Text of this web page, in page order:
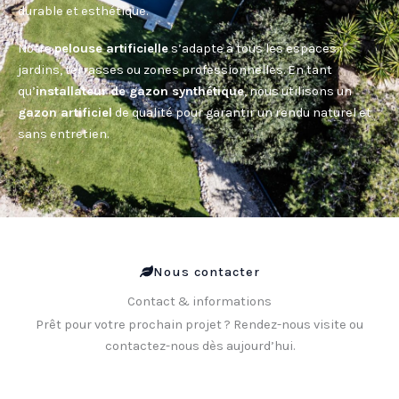
durable et esthétique.
Notrepelouse artificielles’adapte à tous les espaces :
jardins, terrasses ou zones professionnelles. En tant
qu’installateur de gazon synthétique, nous utilisons un
gazon artificielde qualité pour garantir un rendu naturel et
sans entretien.
Nous contacter
Contact & informations
Prêt pour votre prochain projet ? Rendez-nous visite ou
contactez-nous dès aujourd’hui.